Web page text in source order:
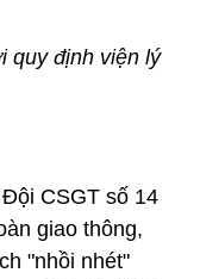
quy định viện lý
CSGT số 14
giao thông,
"nhồi nhét"